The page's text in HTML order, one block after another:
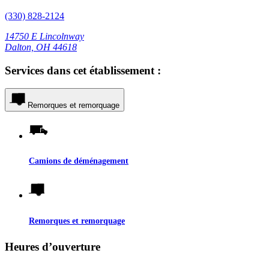
(330) 828-2124
14750 E Lincolnway
Dalton, OH 44618
Services dans cet établissement :
Remorques et remorquage
Camions de déménagement
Remorques et remorquage
Heures d’ouverture